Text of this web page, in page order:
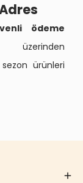
ödeme
üzerinden
ürünleri